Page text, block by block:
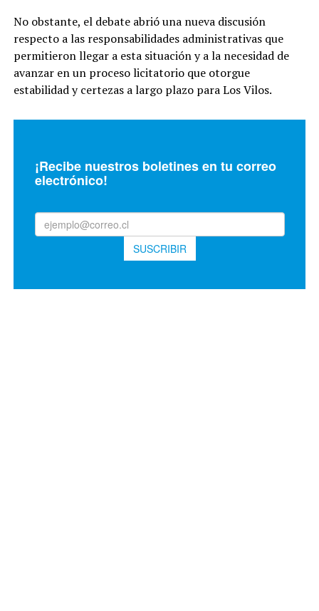
No obstante, el debate abrió una nueva discusión
respecto a las responsabilidades administrativas que
permitieron llegar a esta situación y a la necesidad de
avanzar en un proceso licitatorio que otorgue
estabilidad y certezas a largo plazo para Los Vilos.